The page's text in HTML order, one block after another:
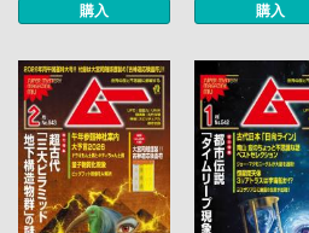
購入 購入